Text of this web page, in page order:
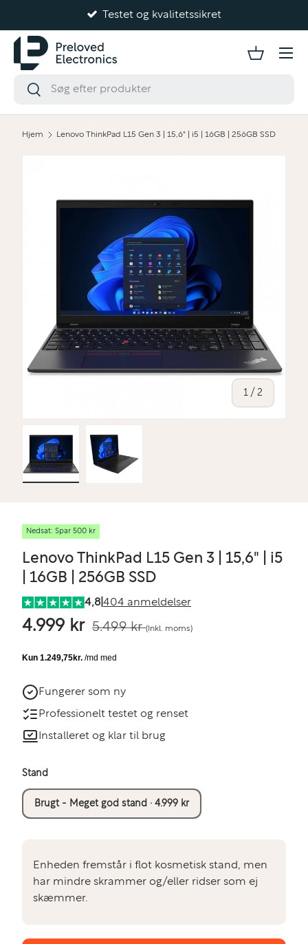
Levering 1-3 hverdage
Hjem Lenovo ThinkPad L15 Gen 3 | 15,6" | i5 | 16GB | 256GB SSD
1 / af
2
Nedsat: Spar 500 kr
Lenovo ThinkPad L15 Gen 3 | 15,6" | i5
| 16GB | 256GB SSD
4,8|404 anmeldelser
4.999 kr 5.499 kr(Inkl. moms)
Fungerer som ny
Professionelt testet og renset
Installeret og klar til brug
Stand
Brugt - Meget god stand · 4.999 kr
Enheden fremstår i flot kosmetisk stand, men
har mindre skrammer og/eller ridser som ej
skæmmer.